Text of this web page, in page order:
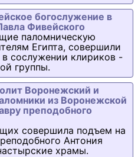
богослужение в
Фивейского
паломническую
Египта, совершили
сослужении клириков -
группы.
Воронежский и
из Воронежской
преподобного
совершила подъем на
Антония
храмы.